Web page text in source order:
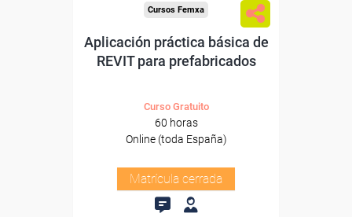
Cursos Femxa
Aplicación práctica básica de
REVIT para prefabricados
Curso Gratuito
60 horas
Online (toda España)
Matrícula cerrada